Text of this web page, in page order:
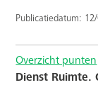
Publicatiedatum:
Overzicht punten
Dienst Ruimte.